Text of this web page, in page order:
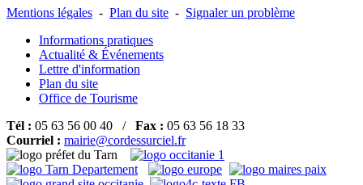
Mentions légales - Plan du site - Signaler un problème
Informations pratiques
Actualité & Événements
Lettre d'information
Plan du site
Office de Tourisme
Tél : 05 63 56 00 40 / Fax : 05 63 56 18 33
Courriel : mairie@cordessurciel.fr